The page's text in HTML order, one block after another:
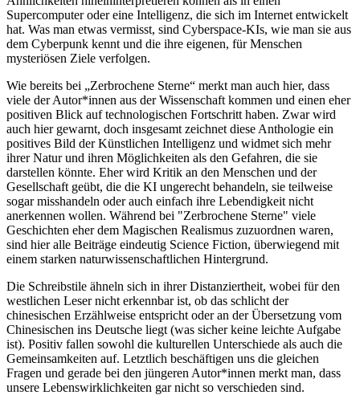
Supercomputer oder eine Intelligenz, die sich im Internet entwickelt
hat. Was man etwas vermisst, sind Cyberspace-KIs, wie man sie aus
dem Cyberpunk kennt und die ihre eigenen, für Menschen
mysteriösen Ziele verfolgen.
Wie bereits bei „Zerbrochene Sterne“ merkt man auch hier, dass
viele der Autor*innen aus der Wissenschaft kommen und einen eher
positiven Blick auf technologischen Fortschritt haben. Zwar wird
auch hier gewarnt, doch insgesamt zeichnet diese Anthologie ein
positives Bild der Künstlichen Intelligenz und widmet sich mehr
ihrer Natur und ihren Möglichkeiten als den Gefahren, die sie
darstellen könnte. Eher wird Kritik an den Menschen und der
Gesellschaft geübt, die die KI ungerecht behandeln, sie teilweise
sogar misshandeln oder auch einfach ihre Lebendigkeit nicht
anerkennen wollen. Während bei "Zerbrochene Sterne" viele
Geschichten eher dem Magischen Realismus zuzuordnen waren,
sind hier alle Beiträge eindeutig Science Fiction, überwiegend mit
einem starken naturwissenschaftlichen Hintergrund.
Die Schreibstile ähneln sich in ihrer Distanziertheit, wobei für den
westlichen Leser nicht erkennbar ist, ob das schlicht der
chinesischen Erzählweise entspricht oder an der Übersetzung vom
Chinesischen ins Deutsche liegt (was sicher keine leichte Aufgabe
ist). Positiv fallen sowohl die kulturellen Unterschiede als auch die
Gemeinsamkeiten auf. Letztlich beschäftigen uns die gleichen
Fragen und gerade bei den jüngeren Autor*innen merkt man, dass
unsere Lebenswirklichkeiten gar nicht so verschieden sind.